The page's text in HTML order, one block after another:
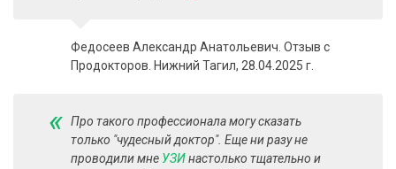
Федосеев Александр Анатольевич. Отзыв с
Продокторов. Нижний Тагил, 28.04.2025 г.
« Про такого профессионала могу сказать
только "чудесный доктор". Еще ни разу не
проводили мне УЗИ​ настолько тщательно и